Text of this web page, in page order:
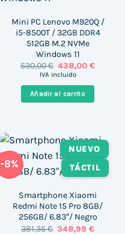
Mini PC Lenovo M920Q /
i5-8500T / 32GB DDR4
512GB M.2 NVMe
Windows 11
530,00€ El
precio
era:
530,00 €.
438,00€El
IVA incluido
Añadir al carrito
-8%
NUEVO
TÁCTIL
Smartphone Xiaomi
Redmi Note 15 Pro 8GB/
256GB/ 6.83″/ Negro
381,35€ El
348,99€El